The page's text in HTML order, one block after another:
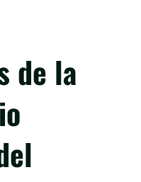
de la